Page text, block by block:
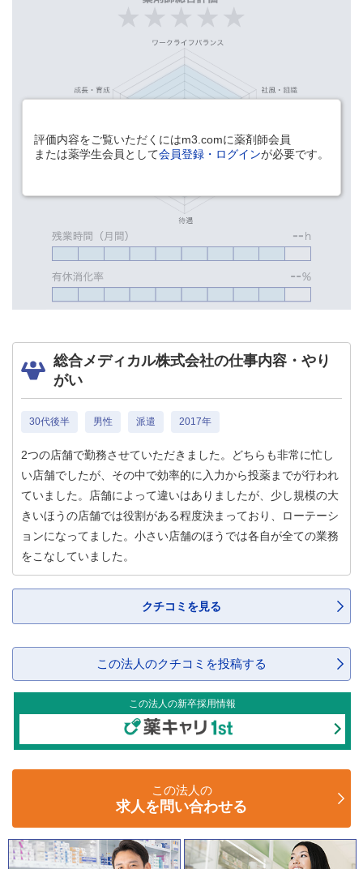
評価内容をご覧いただくにはm3.comに薬剤師会員
または薬学生会員として会員登録・ログインが必要です。
総合メディカル株式会社の仕事内容・やり
がい
30代後半 男性 派遣 2017年
2つの店舗で勤務させていただきました。どちらも非常に忙し
い店舗でしたが、その中で効率的に入力から投薬までが行われ
ていました。店舗によって違いはありましたが、少し規模の大
きいほうの店舗では役割がある程度決まっており、ローテーシ
ョンになってました。小さい店舗のほうでは各自が全ての業務
をこなしていました。
クチコミを見る
この法人のクチコミを投稿する
この法人の新卒採用情報
この法人の
求人を問い合わせる